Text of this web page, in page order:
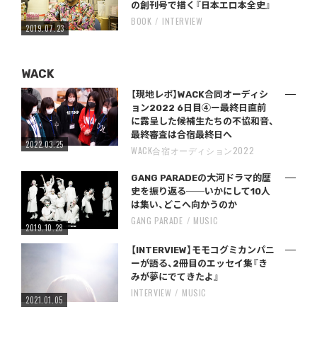
2019.07.23
の創刊号で描く『日本エロ本全史』
BOOK INTERVIEW
WACK
2022.03.25
【現地レポ】WACK合同オーディシ
ョン2022 6日目④ー最終日直前
に露呈した候補生たちの不協和音、
最終審査は合宿最終日へ
WACK合宿オーディション2022
2019.10.28
GANG PARADEの大河ドラマ的歴
史を振り返る──いかにして10人
は集い、どこへ向かうのか
GANG PARADE MUSIC
2021.01.05
【INTERVIEW】モモコグミカンパニ
ーが語る、2冊目のエッセイ集『き
みが夢にでてきたよ』
INTERVIEW MUSIC